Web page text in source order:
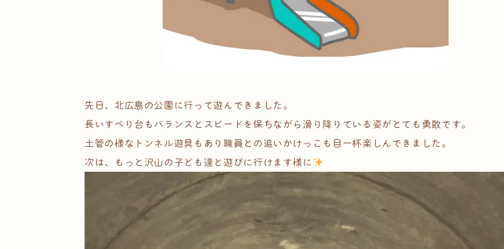
先日、北広島の公園に行って遊んできました。
長いすべり台もバランスとスピードを保ちながら滑り降りている姿がとても勇敢です。
土管の様なトンネル遊具もあり職員との追いかけっこも目一杯楽しんできました。
次は、もっと沢山の子ども達と遊びに行けます様に